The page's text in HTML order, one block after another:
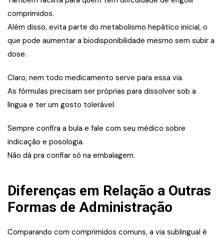
comprimidos.
Além disso, evita parte do metabolismo hepático inicial, o
que pode aumentar a biodisponibilidade mesmo sem subir a
dose.
Claro, nem todo medicamento serve para essa via.
As fórmulas precisam ser próprias para dissolver sob a
língua e ter um gosto tolerável.
Sempre confira a bula e fale com seu médico sobre
indicação e posologia.
Não dá pra confiar só na embalagem.
Diferenças em Relação a Outras
Formas de Administração
Comparando com comprimidos comuns, a via sublingual é